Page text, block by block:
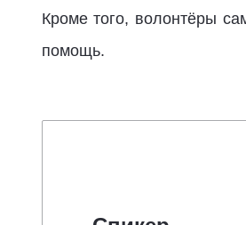
Кроме того, волонтёры
помощь.